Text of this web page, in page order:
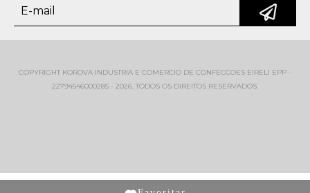
COPYRIGHT KOROVA INDUSTRIA E COMERCIO DE CONFECCOES EIRELI EPP -
22794546000285 - 2026. TODOS OS DIREITOS RESERVADOS.